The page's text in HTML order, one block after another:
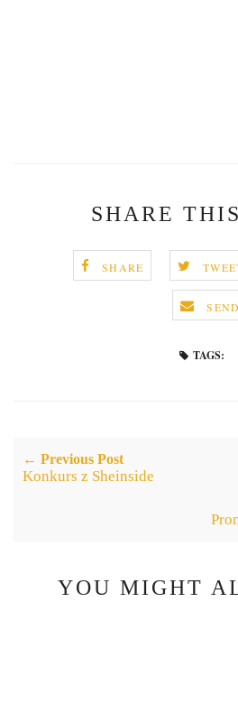
SHARE
SHARE
SEND
TAGS:
← Previous Post
Konkurs z Sheinside
YOU MIGHT